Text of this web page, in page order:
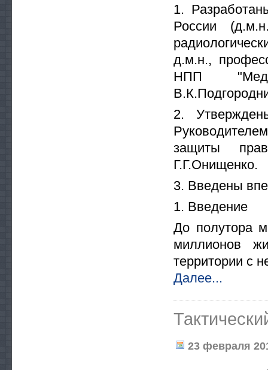
1.
России
д.м.н.,
НПП
2.
защиты
Г.Г.Онищенко.
3. Введены
1. Введение
До полутора
миллионов
территории с
Далее...
23 февраля